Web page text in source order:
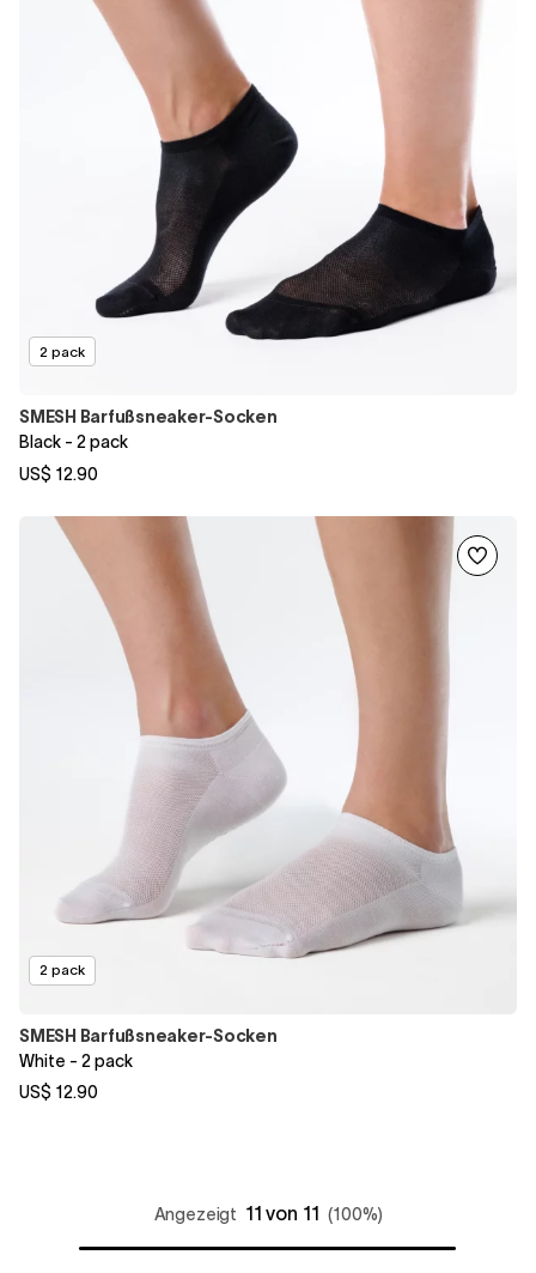
2 pack
SMESH Barfußsneaker-Socken
Black - 2 pack
US$ 12.90
2 pack
SMESH Barfußsneaker-Socken
White - 2 pack
US$ 12.90
Angezeigt 11 von 11 (100%)